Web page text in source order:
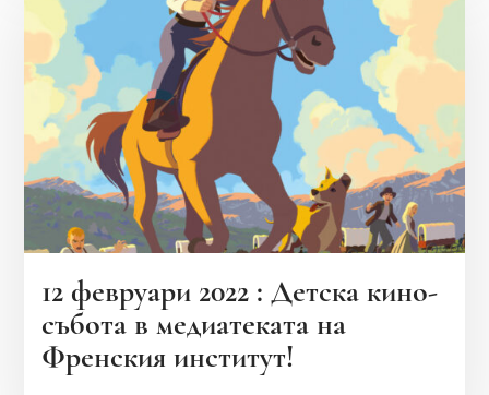
12 февруари 2022 : Детска кино-
събота в медиатеката на
Френския институт!